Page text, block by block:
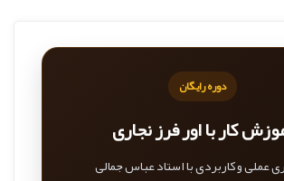
دوره رایگان
کار با اور فرز نجاری
عملی و کاربردی با استاد عباس جمالی